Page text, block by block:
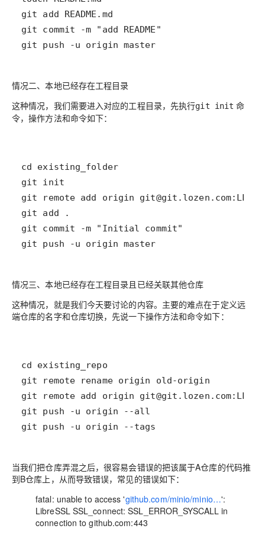
git push -u origin master
情况二、本地已经存在工程目录
这种情况，我们需要进入对应的工程目录，先执行git init 命
令，操作方法和命令如下：
cd existing_folder
git push -u origin master
情况三、本地已经存在工程目录且已经关联其他仓库
这种情况，就是我们今天要讨论的内容。主要的难点在于定义远
端仓库的名字和仓库切换，先说一下操作方法和命令如下：
git push -u origin --tags
当我们把仓库弄混之后，很容易会错误的把该属于A仓库的代码推
到B仓库上，从而导致错误，常见的错误如下：
fatal: unable to access 'github.com/minio/minio…':
LibreSSL SSL_connect: SSL_ERROR_SYSCALL in
connection to github.com:443